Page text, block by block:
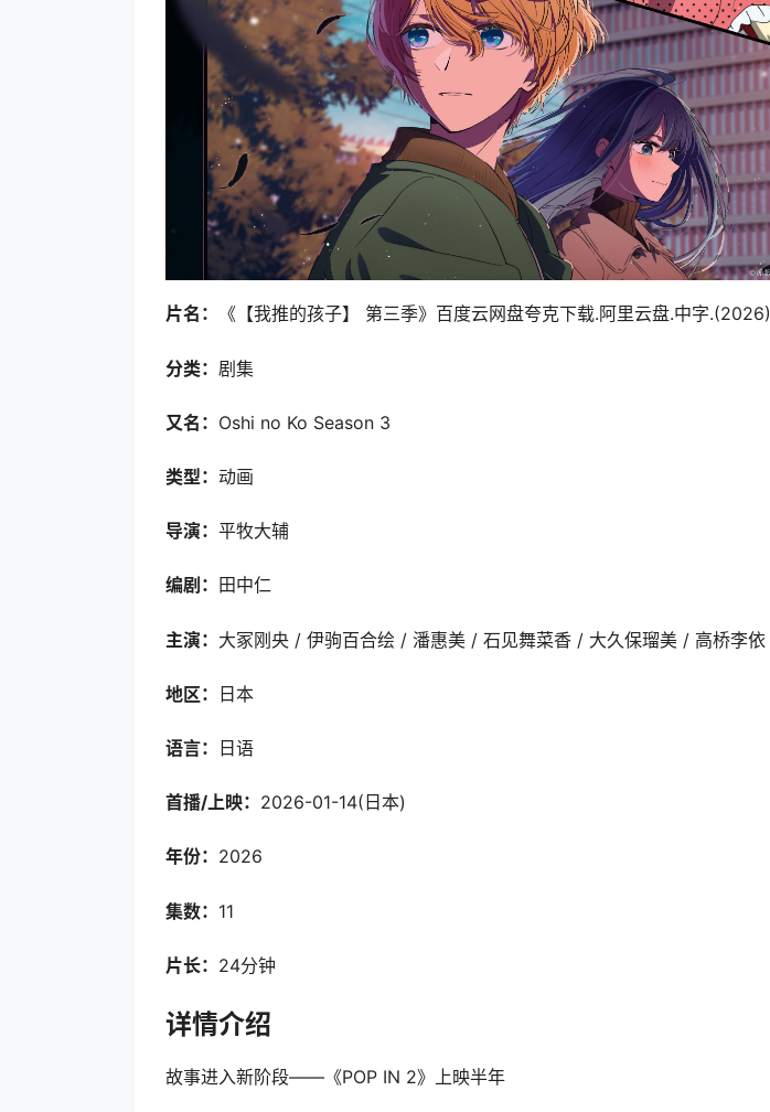
片名： 《【我推的孩子】 第三季》百度云网盘夸克下载.阿里云盘.中字.(2026)
分类： 剧集
又名： Oshi no Ko Season 3
类型： 动画
导演： 平牧大辅
编剧： 田中仁
主演： 大冢刚央 / 伊驹百合绘 / 潘惠美 / 石见舞菜香 / 大久保瑠美 / 高桥李依
地区： 日本
语言： 日语
首播/上映： 2026-01-14(日本)
年份： 2026
集数： 11
片长： 24分钟
详情介绍
故事进入新阶段——《POP IN 2》上映半年